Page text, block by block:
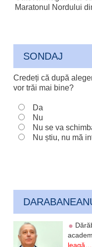
Maratonul Nordului
SONDAJ
Credeți că după
vor trăi mai bine?
Da
Nu
Nu se va
Nu știu, nu mă